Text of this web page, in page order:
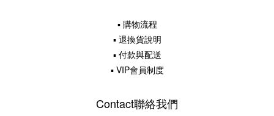
▪ 購物流程
▪ 退換貨說明
▪ 付款與配送
▪ VIP會員制度
Contact聯絡我們